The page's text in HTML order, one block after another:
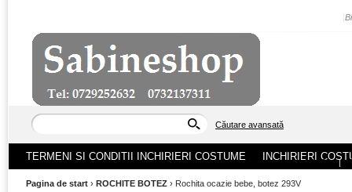
Căutare avansată
ACASA |
TERMENI SI CONDITII INCHIRIERI COSTUME INCHIRIERI
Pagina de start › ROCHITE BOTEZ › Rochita ocazie bebe, botez 293V